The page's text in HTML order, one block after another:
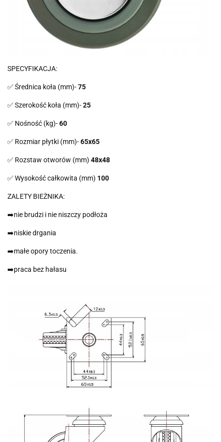
SPECYFIKACJA:
✅ Średnica koła (mm)-75
✅ Szerokość koła (mm)-25
✅ Nośność (kg)-60
✅ Rozmiar płytki (mm)-65x65
✅ Rozstaw otworów (mm) 48x48
✅ Wysokość całkowita (mm) 100
ZALETY BIEŻNIKA:
➡️nie brudzi i nie niszczy podłoża
➡️niskie drgania
➡️małe opory toczenia.
➡️praca bez hałasu